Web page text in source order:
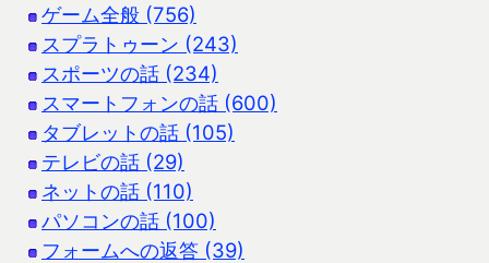
ゲーム全般 (756)
スプラトゥーン (243)
スポーツの話 (234)
スマートフォンの話 (600)
タブレットの話 (105)
テレビの話 (29)
ネットの話 (110)
パソコンの話 (100)
フォームへの返答 (39)